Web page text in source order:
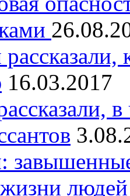
16.03.2017
людей